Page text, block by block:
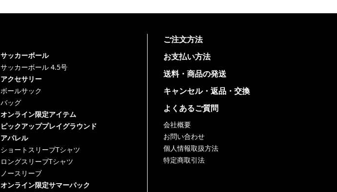
サッカーボール
サッカーボール 4.5号
アクセサリー
ボールサック
バッグ
オンライン限定アイテム
ピックアッププレイグラウンド
アパレル
ショートスリーブTシャツ
ロングスリーブTシャツ
ノースリーブ
オンライン限定サマーパック
ご注文方法
お支払い方法
送料・商品の発送
キャンセル・返品・交換
よくあるご質問
会社概要
お問い合わせ
個人情報取扱方法
特定商取引法